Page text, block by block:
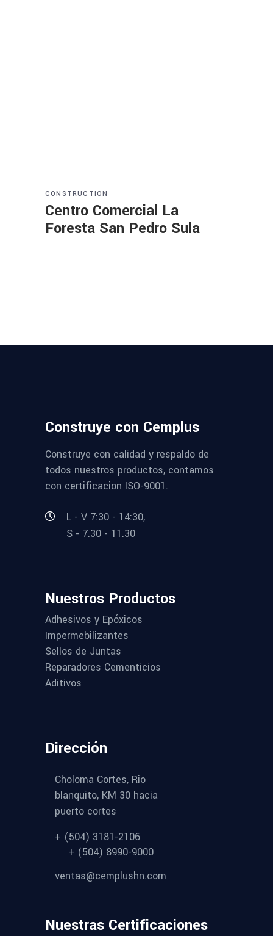
CONSTRUCTION
Centro Comercial La
Foresta San Pedro Sula
Construye con Cemplus
Construye con calidad y respaldo de
todos nuestros productos, contamos
con certificacion ISO-9001.
L - V 7:30 - 14:30,
S - 7.30 - 11.30
Nuestros Productos
Adhesivos y Epóxicos
Impermebilizantes
Sellos de Juntas
Reparadores Cementicios
Aditivos
Dirección
Choloma Cortes, Rio
blanquito, KM 30 hacia
puerto cortes
+ (504) 3181-2106
+ (504) 8990-9000
ventas@cemplushn.com
Nuestras Certificaciones